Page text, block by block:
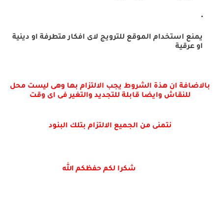
يمنع استخدام الموقع للترويج لاى افكار متطرفة او دينية
او عرقية
بالاضافة ان هذة الشروط يجب الالتزام بها وهى ليست محل
للنقاش وايضا قابلة للتجديد والتغير فى اى وقت
نتمنى من الجميع الالتزام بتلك البنود
شكرا لكم حفظكم الله